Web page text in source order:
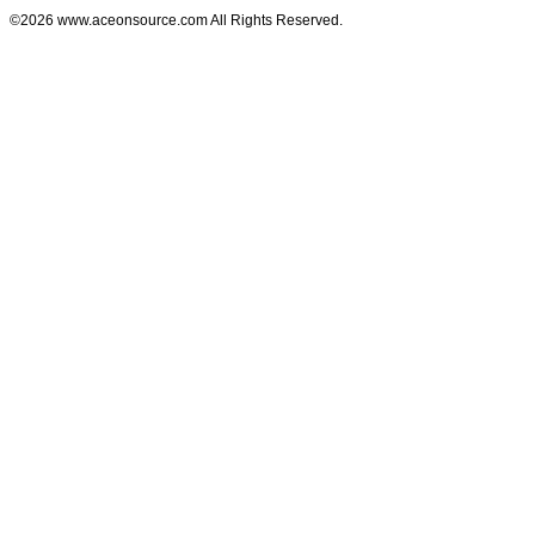
©2026 www.aceonsource.com All Rights Reserved.